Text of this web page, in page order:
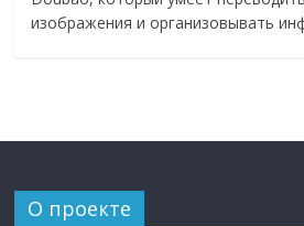
изображения и организовывать
О проекте